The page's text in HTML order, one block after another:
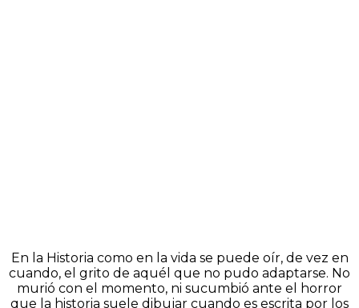
En la Historia como en la vida se puede oír, de vez en
cuando, el grito de aquél que no pudo adaptarse. No
murió con el momento, ni sucumbió ante el horror
que la historia suele dibujar cuando es escrita por los